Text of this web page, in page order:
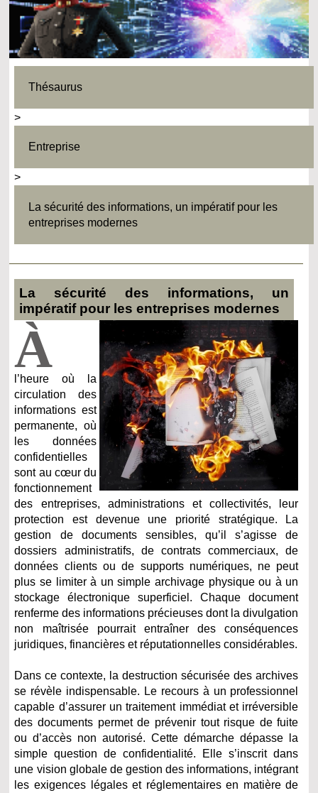
Thésaurus
>
Entreprise
>
La sécurité des informations, un impératif pour les
entreprises modernes
La sécurité des informations, un
impératif pour les entreprises modernes
À
l’heure où la
circulation des
informations est
permanente, où
les données
confidentielles
sont au cœur du
fonctionnement
des entreprises, administrations et collectivités, leur
protection est devenue une priorité stratégique. La
gestion de documents sensibles, qu’il s’agisse de
dossiers administratifs, de contrats commerciaux, de
données clients ou de supports numériques, ne peut
plus se limiter à un simple archivage physique ou à un
stockage électronique superficiel. Chaque document
renferme des informations précieuses dont la divulgation
non maîtrisée pourrait entraîner des conséquences
juridiques, financières et réputationnelles considérables.
Dans ce contexte, la destruction sécurisée des archives
se révèle indispensable. Le recours à un professionnel
capable d’assurer un traitement immédiat et irréversible
des documents permet de prévenir tout risque de fuite
ou d’accès non autorisé. Cette démarche dépasse la
simple question de confidentialité. Elle s’inscrit dans
une vision globale de gestion des informations, intégrant
les exigences légales et réglementaires en matière de